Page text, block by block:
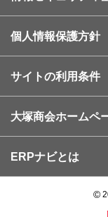
個人情報保護方針
サイトの利用条件
大塚商会ホームペ
ERPナビとは
©